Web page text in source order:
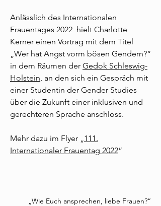
Anlässlich des Internationalen
Frauentages 2022 hielt Charlotte
Kerner einen Vortrag mit dem Titel
„Wer hat Angst vorm bösen Gendern?“
in dem Räumen der Gedok Schleswig-
Holstein, an den sich ein Gespräch mit
einer Studentin der Gender Studies
über die Zukunft einer inklusiven und
gerechteren Sprache anschloss.
Mehr dazu im Flyer „111.
Internationaler Frauentag 2022“
„Wie Euch ansprechen, liebe Frauen?“